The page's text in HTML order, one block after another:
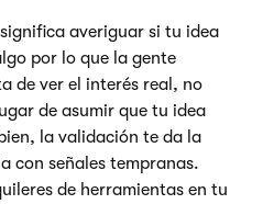
averiguar si tu idea
por lo que la gente
de ver el interés real, no
de asumir que tu idea
la validación te da la
con señales tempranas.
de herramientas en tu